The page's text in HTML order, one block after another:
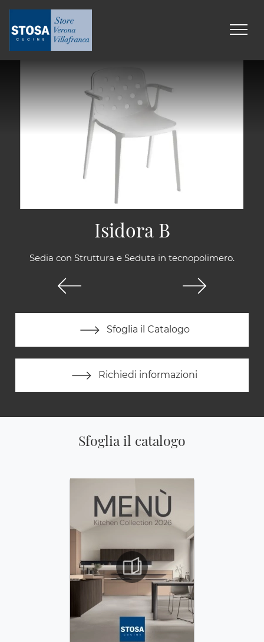
Sedia con Struttura e Seduta in tecnopolimero.
Sfoglia il Catalogo
Richiedi informazioni
Isidora B
Sfoglia il catalogo